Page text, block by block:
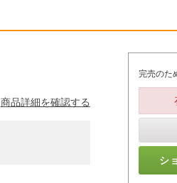
商品詳細を確認する
完売のた
シ